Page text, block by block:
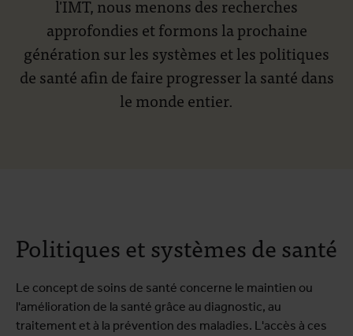
l'IMT, nous menons des recherches
approfondies et formons la prochaine
génération sur les systèmes et les politiques
de santé afin de faire progresser la santé dans
le monde entier.
Politiques et systèmes de santé
Le concept de soins de santé concerne le maintien ou
l'amélioration de la santé grâce au diagnostic, au
traitement et à la prévention des maladies. L'accès à ces